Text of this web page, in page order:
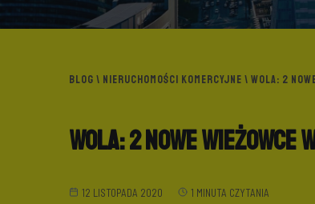
BLOG \ NIERUCHOMOŚCI KOMERCYJNE \ WOLA: 2
Wola: 2 nowe wieżowce
12 LISTOPADA 2020 1 MINUTA CZYTANIA